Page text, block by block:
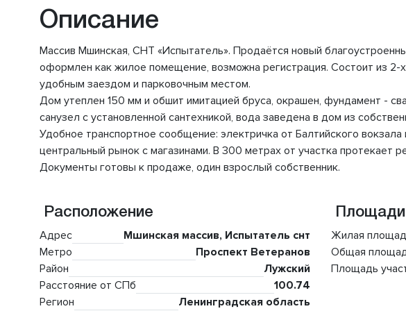
Описание
Массив Мшинская, СНТ «Испытатель». Продаётся новый
оформлен как жилое помещение, возможна регистрация. Состоит из 2-
удобным заездом и парковочным местом.
Дом утеплен 150 мм и обшит имитацией бруса, окрашен, фундамент -
санузел с установленной сантехникой, вода заведена в дом из
Удобное транспортное сообщение: электричка от Балтийского
центральный рынок с магазинами. В 300 метрах от участка протекает
Документы готовы к продаже, один взрослый собственник.
Расположение
Адрес
Мшинская массив, Испытатель снт
Метро
Проспект Ветеранов
Район
Лужский
Расстояние от СПб
100.74
Регион
Ленинградская область
Жилая
Общая
Площадь